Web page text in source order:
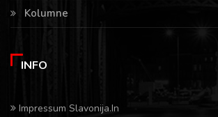
Kolumne
INFO
Impressum Slavonija.In